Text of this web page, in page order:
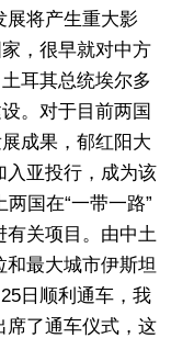
展将产生重大影
，很早就对中方
耳其总统埃尔多
。对于目前两国
成果，郁红阳大
入亚投行，成为该
国在“一带一路”
有关项目。由中土
最大城市伊斯坦
日顺利通车，我
席了通车仪式，这